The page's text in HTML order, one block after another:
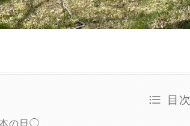
目次
の日◯